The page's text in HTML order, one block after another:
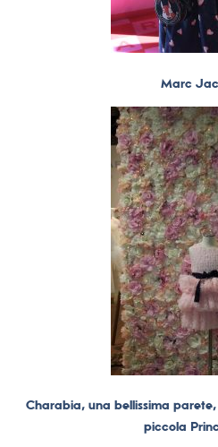
Marc
Charabia, una bellissima
piccola